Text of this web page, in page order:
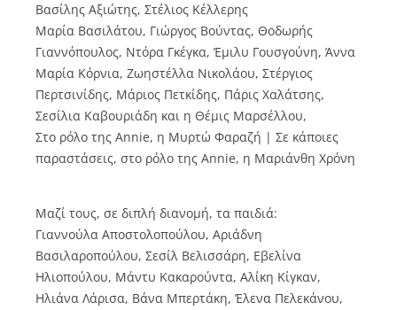
Βασίλης Αξιώτης, Στέλιος Κέλλερης
Μαρία Βασιλάτου, Γιώργος Βούντας, Θοδωρής
Γιαννόπουλος, Ντόρα Γκέγκα, Έμιλυ Γουσγούνη, Άννα
Μαρία Κόρνια, Ζωηστέλλα Νικολάου, Στέργιος
Περτσινίδης, Μάριος Πετκίδης, Πάρις Χαλάτσης,
Σεσίλια Καβουριάδη και η Θέμις Μαρσέλλου,
Στο ρόλο της Annie, η Μυρτώ Φαραζή | Σε κάποιες
παραστάσεις, στο ρόλο της Annie, η Μαριάνθη Χρόνη
Μαζί τους, σε διπλή διανομή, τα παιδιά:
Γιαννούλα Αποστολοπούλου, Αριάδνη
Βασιλαροπούλου, Σεσίλ Βελισσάρη, Εβελίνα
Ηλιοπούλου, Μάντυ Κακαρούντα, Αλίκη Κίγκαν,
Ηλιάνα Λάρισα, Βάνα Μπερτάκη, Έλενα Πελεκάνου,